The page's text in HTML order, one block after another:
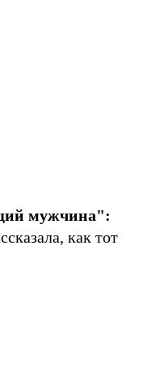
мужчина":
как тот